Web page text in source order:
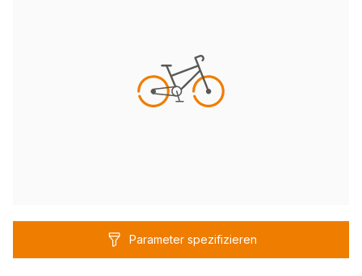
Parameter spezifizieren